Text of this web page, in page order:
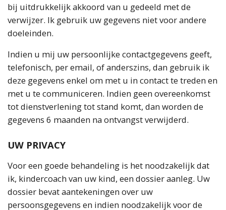
bij uitdrukkelijk akkoord van u gedeeld met de
verwijzer. Ik gebruik uw gegevens niet voor andere
doeleinden.
Indien u mij uw persoonlijke contactgegevens geeft,
telefonisch, per email, of anderszins, dan gebruik ik
deze gegevens enkel om met u in contact te treden en
met u te communiceren. Indien geen overeenkomst
tot dienstverlening tot stand komt, dan worden de
gegevens 6 maanden na ontvangst verwijderd.
UW PRIVACY
Voor een goede behandeling is het noodzakelijk dat
ik, kindercoach van uw kind, een dossier aanleg. Uw
dossier bevat aantekeningen over uw
persoonsgegevens en indien noodzakelijk voor de